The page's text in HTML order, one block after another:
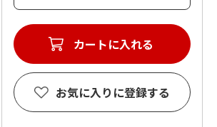
カートに入れる
お気に入りに登録する